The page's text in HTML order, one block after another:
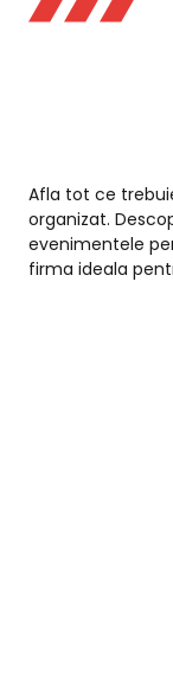
Afla tot ce
organizat.
evenimentele
firma ideala